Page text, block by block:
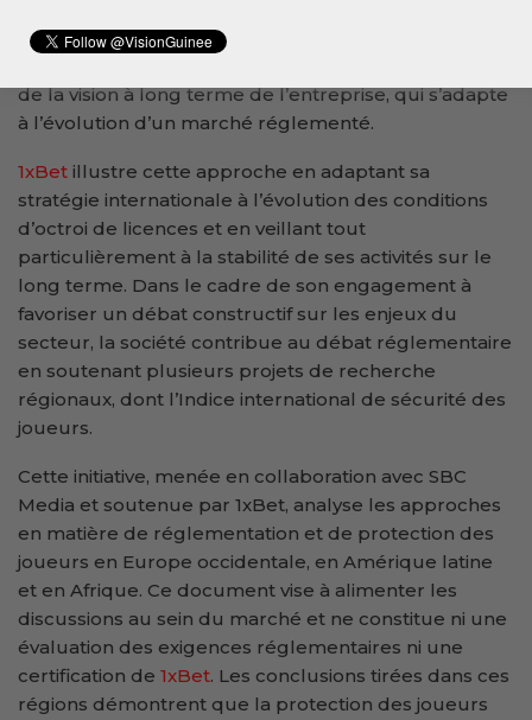
activités publicitaires ou modérer le ton de la
de la vision à long terme de l’entreprise, qui s’adapte
à l’évolution d’un marché réglementé.
1xBet illustre cette approche en adaptant sa
stratégie internationale à l’évolution des conditions
d’octroi de licences et en veillant tout
particulièrement à la stabilité de ses activités sur le
long terme. Dans le cadre de son engagement à
favoriser un débat constructif sur les enjeux du
secteur, la société contribue au débat réglementaire
en soutenant plusieurs projets de recherche
régionaux, dont l’Indice international de sécurité des
joueurs.
Cette initiative, menée en collaboration avec SBC
Media et soutenue par 1xBet, analyse les approches
en matière de réglementation et de protection des
joueurs en Europe occidentale, en Amérique latine
et en Afrique. Ce document vise à alimenter les
discussions au sein du marché et ne constitue ni une
évaluation des exigences réglementaires ni une
certification de 1xBet. Les conclusions tirées dans ces
régions démontrent que la protection des joueurs